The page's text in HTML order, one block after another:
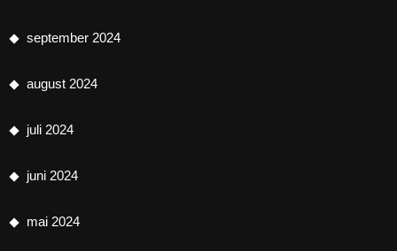
september 2024
august 2024
juli 2024
juni 2024
mai 2024